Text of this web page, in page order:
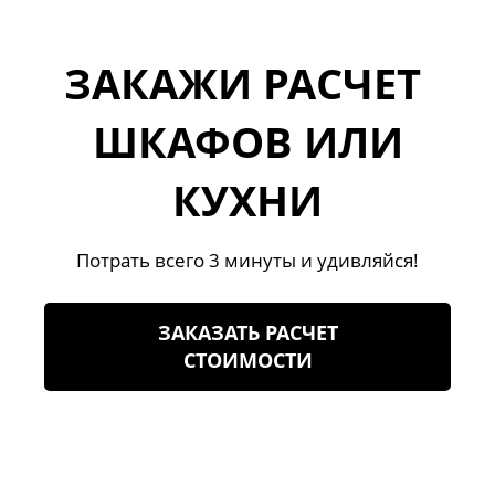
ЗАКАЖИ РАСЧЕТ
ШКАФОВ ИЛИ
КУХНИ
Потрать всего 3 минуты и удивляйся!
ЗАКАЗАТЬ РАСЧЕТ
СТОИМОСТИ